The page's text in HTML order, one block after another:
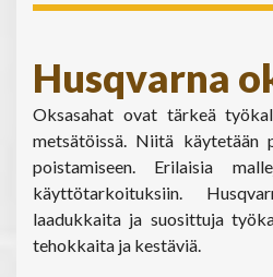
Husqvarna
Oksasahat ovat tärkeä
metsätöissä. Niitä käytetään
poistamiseen. Erilaisia
käyttötarkoituksiin.
laadukkaita ja suosittuja
tehokkaita ja kestäviä.